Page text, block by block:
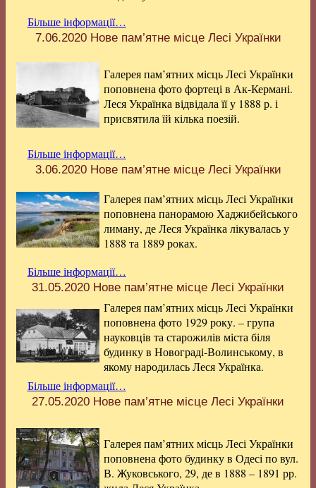
Більше інформації…
7.06.2020Нове пам’ятне місце Лесі Українки
Галерея пам’ятних місць Лесі Українки
поповнена фото фортеці в Ак-Кермані.
Леся Українка відвідала її у 1888 р. і
присвятила їй кілька поезій.
Більше інформації…
3.06.2020Нове пам’ятне місце Лесі Українки
Галерея пам’ятних місць Лесі Українки
поповнена панорамою Хаджибейського
лиману, де Леся Українка лікувалась у
1888 та 1889 роках.
Більше інформації…
31.05.2020 Нове пам’ятне місце Лесі Українки
Галерея пам’ятних місць Лесі Українки
поповнена фото 1929 року. – група
науковців та старожилів міста біля
будинку в Новограді-Волинському, в
якому народилась Леся Українка.
Більше інформації…
27.05.2020 Нове пам’ятне місце Лесі Українки
Галерея пам’ятних місць Лесі Українки
поповнена фото будинку в Одесі по вул.
В. Жуковського, 29, де в 1888 – 1891 рр.